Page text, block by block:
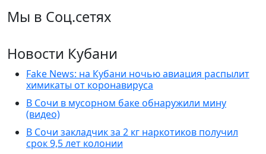
Мы в Соц.сетях
Новости Кубани
Fake News: на Кубани ночью авиация распылит
химикаты от коронавируса
В Сочи в мусорном баке обнаружили мину
(видео)
В Сочи закладчик за 2 кг наркотиков получил
срок 9,5 лет колонии